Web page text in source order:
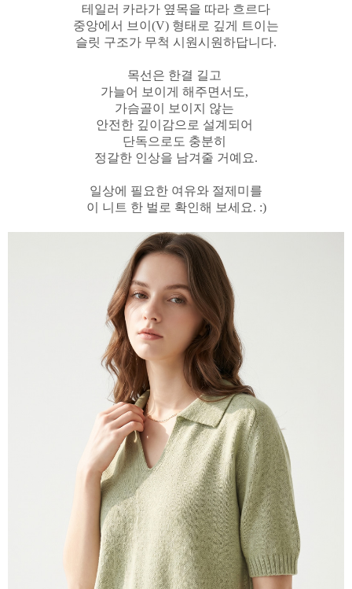
테일러 카라가 옆목을 따라 흐르다
중앙에서 브이(V) 형태로 깊게 트이는
슬릿 구조가 무척 시원시원하답니다.
목선은 한결 길고
가늘어 보이게 해주면서도,
가슴골이 보이지 않는
안전한 깊이감으로 설계되어
단독으로도 충분히
정갈한 인상을 남겨줄 거예요.
일상에 필요한 여유와 절제미를
이 니트 한 벌로 확인해 보세요. :)